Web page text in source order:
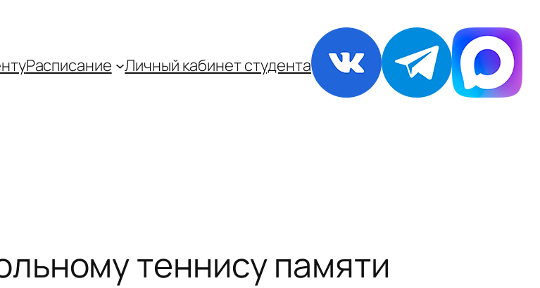
Распиcание Личный кабинет студента
теннису памяти